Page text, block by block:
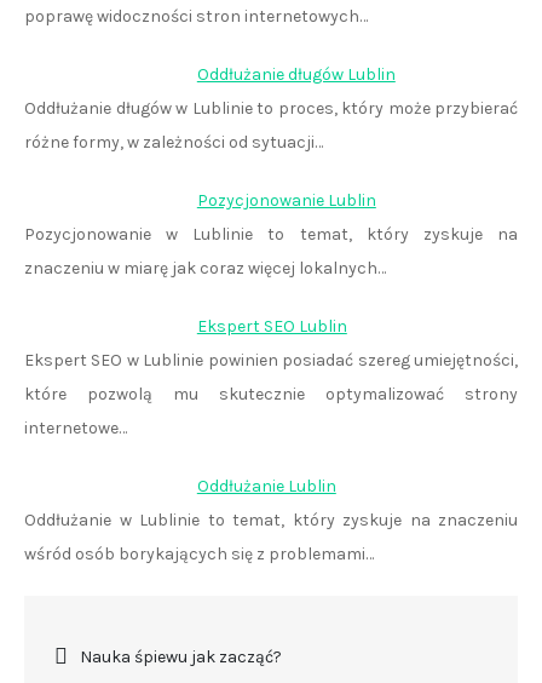
poprawę widoczności stron internetowych…
Oddłużanie długów Lublin
Oddłużanie długów w Lublinie to proces, który może przybierać
różne formy, w zależności od sytuacji…
Pozycjonowanie Lublin
Pozycjonowanie w Lublinie to temat, który zyskuje na
znaczeniu w miarę jak coraz więcej lokalnych…
Ekspert SEO Lublin
Ekspert SEO w Lublinie powinien posiadać szereg umiejętności,
które pozwolą mu skutecznie optymalizować strony
internetowe…
Oddłużanie Lublin
Oddłużanie w Lublinie to temat, który zyskuje na znaczeniu
wśród osób borykających się z problemami…
Nawigacja
Nauka śpiewu jak zacząć?